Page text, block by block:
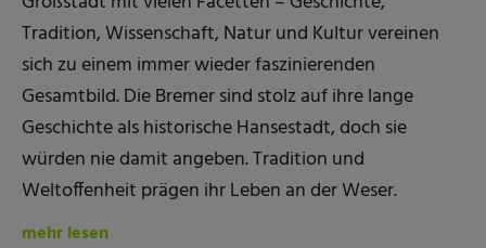
Tradition, Wissenschaft, Natur und Kultur vereinen
sich zu einem immer wieder faszinierenden
Gesamtbild. Die Bremer sind stolz auf ihre lange
Geschichte als historische Hansestadt, doch sie
würden nie damit angeben. Tradition und
Weltoffenheit prägen ihr Leben an der Weser.
mehr lesen